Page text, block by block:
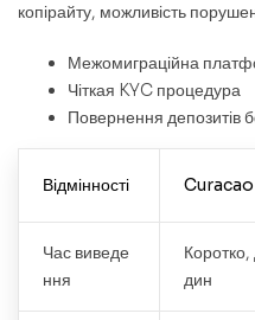
копірайту, можливість
Межомиграційна
Чіткая KYC процедура
Повернення депозитів
Відмінності Curacao
Час виведе
ння
Коротко,
дин